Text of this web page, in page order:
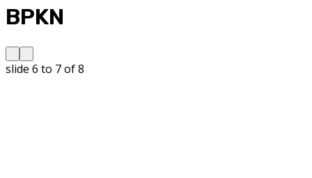
BPKN
slide 6 to 7of 8